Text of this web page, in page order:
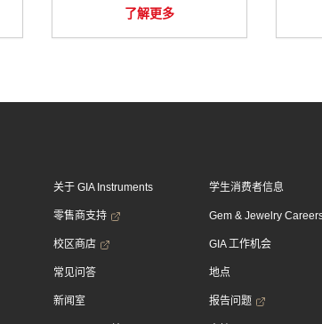
了解更多
关于 GIA Instruments
零售商支持
校区商店
常见问答
新闻室
学生消费者信息
Gem & Jewelry
GIA 工作机会
地点
报告问题